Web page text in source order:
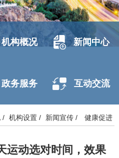
机构概况 新闻中心
政务服务 互动交流
/ 机构设置/ 新闻宣传/ 健康促进
运动选对时间，效果